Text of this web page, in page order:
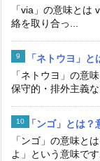
「via」の意味とは
絡を取り合っ...
「ネトウヨ」
「ネトウヨ」の意
保守的・排外主義
「ンゴ」とは
「ンゴ」の意味と
よ」という意味で